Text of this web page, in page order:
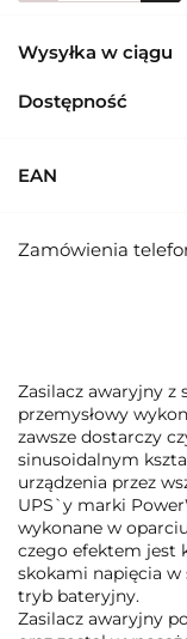
Wysyłka w ciągu
Dostępność
EAN
Zamówienia
Zasilacz awaryjny z
przemysłowy
zawsze dostarczy
sinusoidalnym
urządzenia przez
UPS`y marki
wykonane w
czego efektem jest
skokami napięcia w
tryb bateryjny.
Zasilacz awaryjny